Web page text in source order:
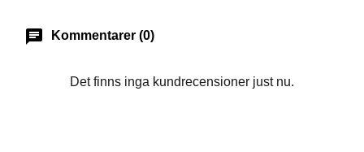
chat Kommentarer (0)
Det finns inga kundrecensioner just nu.